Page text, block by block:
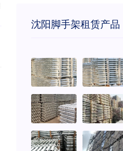
沈阳脚手架租赁产品